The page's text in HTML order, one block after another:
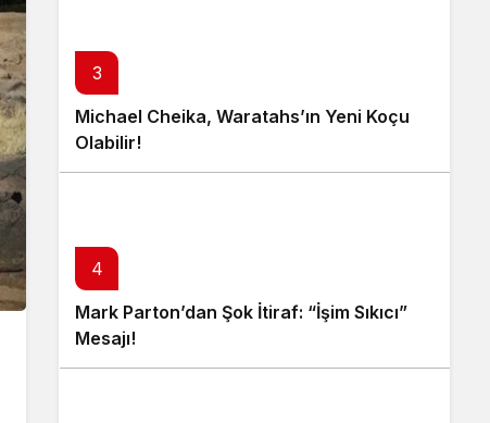
3
Michael Cheika, Waratahs’ın Yeni Koçu
Olabilir!
4
Mark Parton’dan Şok İtiraf: “İşim Sıkıcı”
Mesajı!